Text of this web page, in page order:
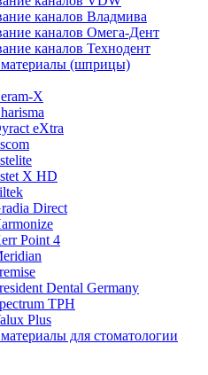
каналов Владмива
каналов Омега-Дент
каналов Технодент
(шприцы)
X
eXtra
X HD
Direct
Point 4
Dental Germany
TPH
Plus
для стоматологии